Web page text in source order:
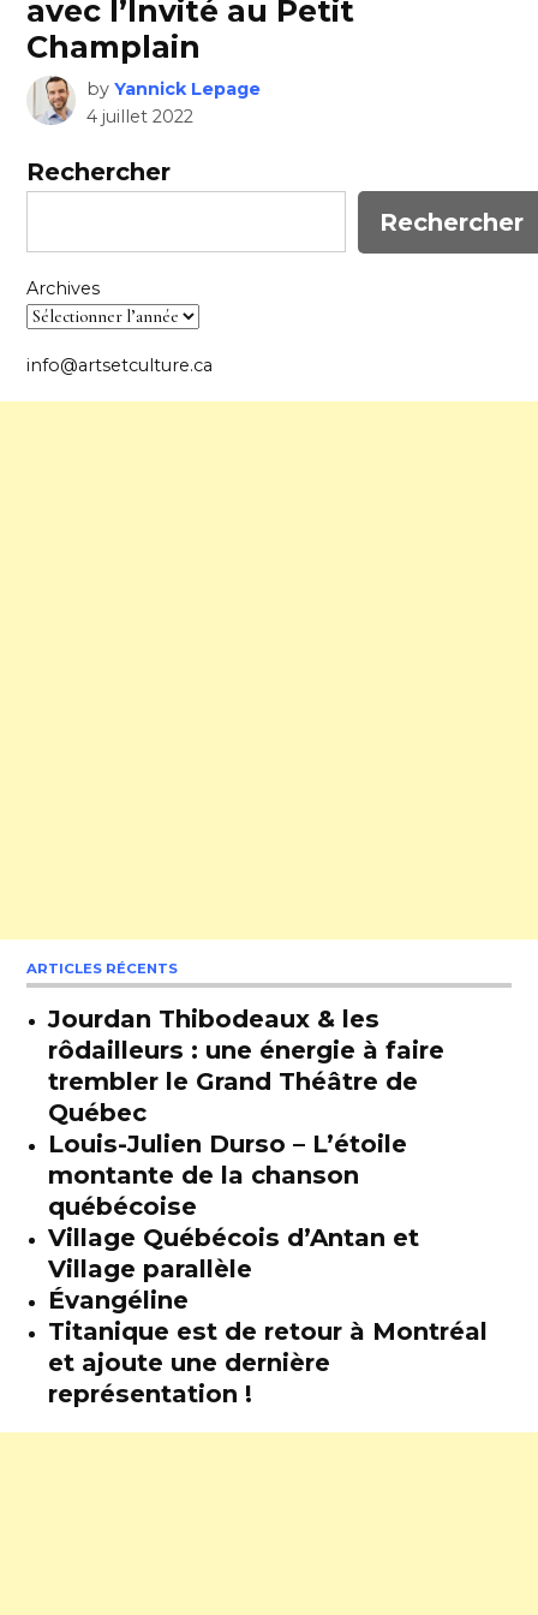
avec l’Invité au Petit
Champlain
by Yannick Lepage
4 juillet 2022
Rechercher
Rechercher
Archives
info@artsetculture.ca
ARTICLES RÉCENTS
Jourdan Thibodeaux & les
rôdailleurs : une énergie à faire
trembler le Grand Théâtre de
Québec
Louis-Julien Durso – L’étoile
montante de la chanson
québécoise
Village Québécois d’Antan et
Village parallèle
Évangéline
Titanique est de retour à Montréal
et ajoute une dernière
représentation !